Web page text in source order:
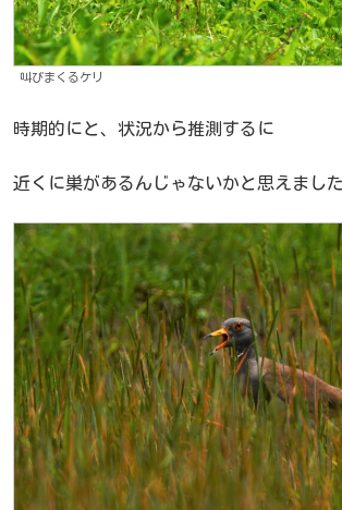
叫びまくるケリ
時期的にと、状況から推測するに
近くに巣があるんじゃないかと思えました